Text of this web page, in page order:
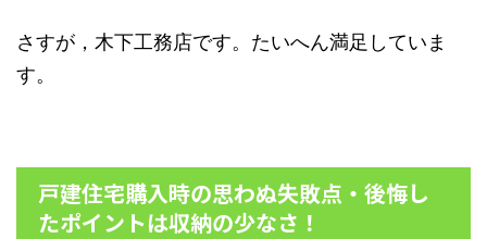
さすが，木下工務店です。たいへん満足していま
す。
戸建住宅購入時の思わぬ失敗点・後悔し
たポイントは収納の少なさ！